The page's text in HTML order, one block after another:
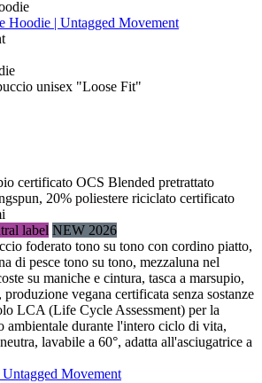
Hoodie | Untagged Movement
unisex "Loose Fit"
certificato OCS Blended pretrattato
20% poliestere riciclato certificato
label NEW 2026
foderato tono su tono con cordino piatto,
di pesce tono su tono, mezzaluna nel
su maniche e cintura, tasca a marsupio,
vegana certificata senza sostanze
LCA (Life Cycle Assessment) per la
ambientale durante l'intero ciclo di vita,
lavabile a 60°, adatta all'asciugatrice a
Movement